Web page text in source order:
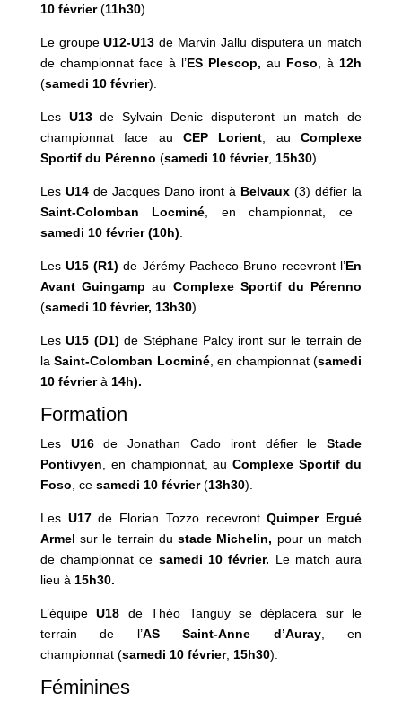
10 février(11h30).
Le groupeU12-U13 de Marvin Jallu disputera un match
de championnat face à l’ES Plescop, au Foso , à 12h
(samedi 10 février).
LesU13de Sylvain Denic disputeront un match de
championnat face au CEP Lorient , auComplexe
Sportif du Pérenno (samedi 10 février, 15h30).
Les U14 de Jacques Dano iront à Belvaux (3) défier la
Saint-Colomban Locminé , en championnat, ce
samedi 10 février (10h)
Les U15 (R1) de Jérémy Pacheco-Bruno recevront l’En
Avant Guingamp au Complexe Sportif du Pérenno
(samedi 10 février, 13h30).
LesU15 (D1) de Stéphane Palcy iront sur le terrain de
laSaint-Colomban Locminé, en championnat (samedi
10 févrierà 14h).
Formation
Les U16de Jonathan Cado iront défier leStade
Pontivyen , en championnat, auComplexe Sportif du
Foso , ce samedi 10 février(13h30).
Les U17de Florian Tozzo recevrontQuimper Ergué
Armelsur le terrain dustade Michelin, pour un match
de championnat ce samedi 10 février. Le match aura
lieu à 15h30.
L’équipeU18 de Théo Tanguy se déplacera sur le
terrain de l’AS Saint-Anne d’Auray, en
championnat (samedi 10 février, 15h30).
Féminines